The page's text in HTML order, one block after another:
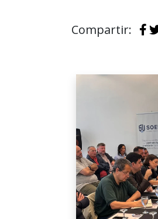
Compartir: